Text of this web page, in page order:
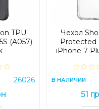
TPU
(A057)
26026
Чехол
Protected
iPhone 7
В НАЛИЧИИ
51